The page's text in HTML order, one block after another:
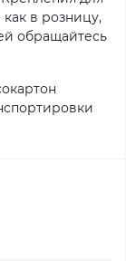
в розницу,
обращайтесь